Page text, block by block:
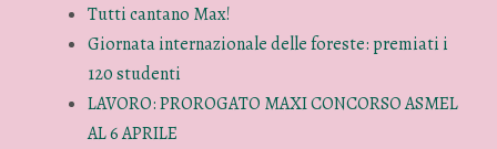
Tutti cantano Max!
Giornata internazionale delle foreste: premiati i
120 studenti
LAVORO: PROROGATO MAXI CONCORSO ASMEL
AL 6 APRILE